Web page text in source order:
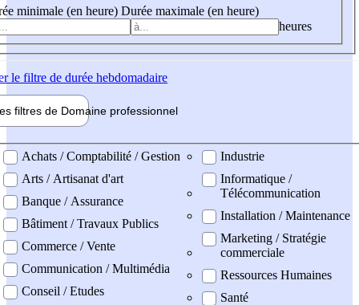
minimale (en heure) Durée maximale (en heure)
heures
le filtre de durée hebdomadaire
filtres de Domaine professionnel
professionel
Achats / Comptabilité / Gestion
Arts / Artisanat d'art
Banque / Assurance
Bâtiment / Travaux Publics
Commerce / Vente
Communication / Multimédia
Conseil / Etudes
Industrie
Informatique /
Télécommunication
Installation / Maintenance
Marketing / Stratégie
commerciale
Ressources Humaines
Santé